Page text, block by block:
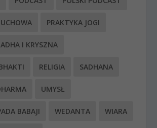
PRAKTYKA JOGI
I KRYSZNA
RELIGIA SADHANA
UMYSŁ
BABAJI WEDANTA WIARA